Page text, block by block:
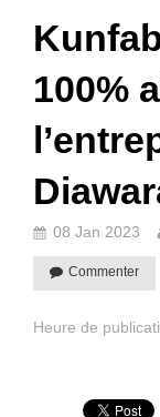
100%
08 Jan 2023
Commenter
Heure de